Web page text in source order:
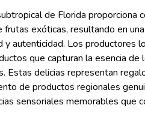
de Florida proporciona
frutas exóticas, resultando en
y autenticidad. Los productores
que capturan la esencia
Estas delicias representan
de productos regionales
sensoriales memorables que